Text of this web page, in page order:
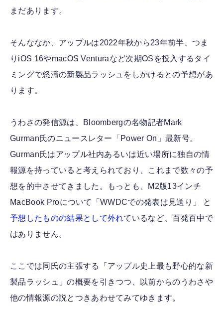
まだあります。
そんななか、アップルは2022年秋から23年前半、つま
りiOS 16やmacOS Venturaなど次期OSを投入するタイ
ミングで怒濤の新製品ラッシュをしかけるとの予想があ
ります。
うわさの発信源は、Bloombergの名物記者Mark
Gurman氏のニュースレター「Power On」最新号。
Gurman氏はアップル社内あるいは近い場所に独自の情
報源を持っていると考えられており、これまで数々の予
想を的中させてきました。もっとも、M2版13インチ
MacBook Proについて「WWDCでの発表は見送り」 と
予想したものの結果として外れているなど、百発百中で
はありません。
ここでは同氏の主張する「アップル史上最も野心的な新
製品ラッシュ」の概要を引きつつ、以前からのうわさや
他の情報源の説とつきあわせてみてゆきます。